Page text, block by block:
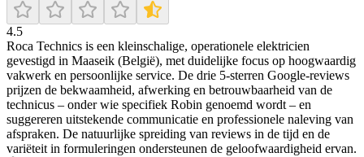
4.5
Roca Technics is een kleinschalige, operationele elektricien
gevestigd in Maaseik (België), met duidelijke focus op hoogwaardig
vakwerk en persoonlijke service. De drie 5-sterren Google-reviews
prijzen de bekwaamheid, afwerking en betrouwbaarheid van de
technicus – onder wie specifiek Robin genoemd wordt – en
suggereren uitstekende communicatie en professionele naleving van
afspraken. De natuurlijke spreiding van reviews in de tijd en de
variëteit in formuleringen ondersteunen de geloofwaardigheid ervan.